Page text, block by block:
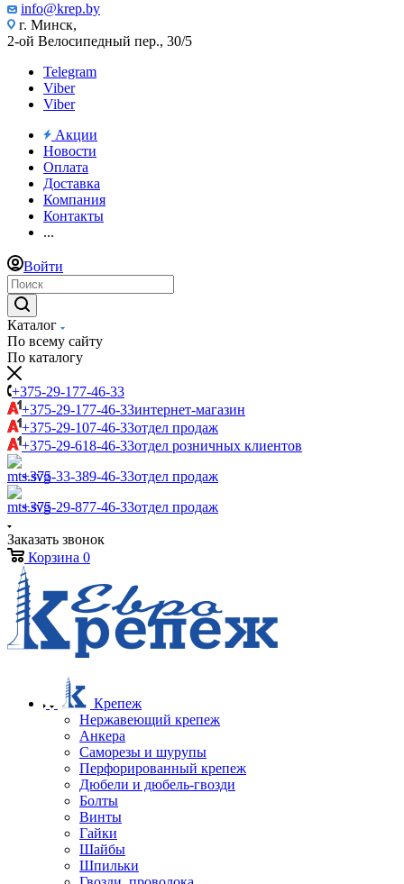
info@krep.by
г. Минск,
2-ой Велосипедный пер., 30/5
Telegram
Viber
Viber
Акции
Новости
Оплата
Доставка
Компания
Контакты
...
Войти
Каталог
По всему сайту
По каталогу
+375-29-177-46-33
+375-29-177-46-33интернет-магазин
+375-29-107-46-33отдел продаж
+375-29-618-46-33отдел розничных клиентов
+375-33-389-46-33отдел продаж
+375-29-877-46-33отдел продаж
Заказать звонок
Корзина 0
Крепеж
Нержавеющий крепеж
Анкера
Саморезы и шурупы
Перфорированный крепеж
Дюбели и дюбель-гвозди
Болты
Винты
Гайки
Шайбы
Шпильки